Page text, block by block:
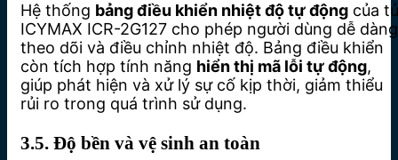
Hệ thống bảng điều khiển nhiệt độ tự động của tủ
ICYMAX ICR-2G127 cho phép người dùng dễ dàng
theo dõi và điều chỉnh nhiệt độ. Bảng điều khiển
còn tích hợp tính năng hiển thị mã lỗi tự động,
giúp phát hiện và xử lý sự cố kịp thời, giảm thiểu
rủi ro trong quá trình sử dụng.
3.5. Độ bền và vệ sinh an toàn